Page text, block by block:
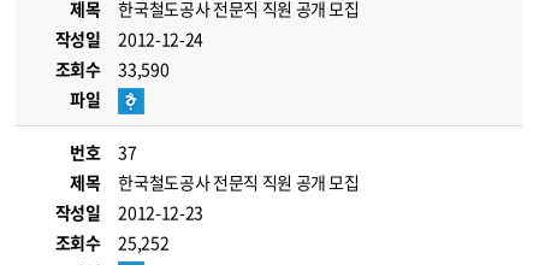
제목
한국철도공사 전문직 직원 공개 모집
작성일
2012-12-24
조회수
33,590
파일
번호
37
제목
한국철도공사 전문직 직원 공개 모집
작성일
2012-12-23
조회수
25,252